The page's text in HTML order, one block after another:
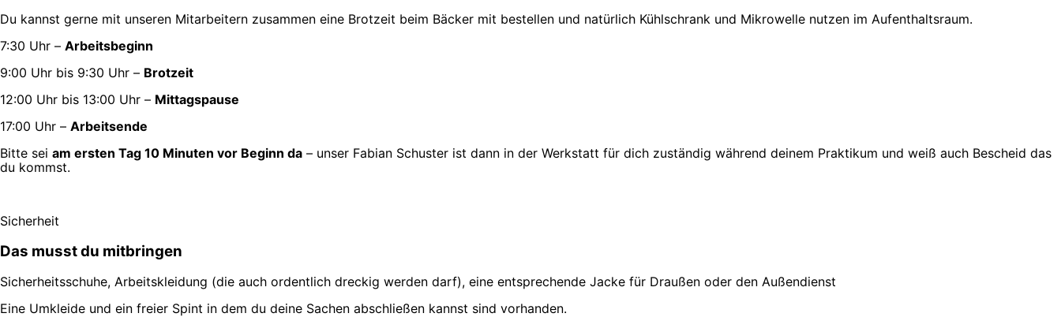
Du kannst gerne mit unseren Mitarbeitern zusammen eine Brotzeit beim Bäcker mit bestellen und natürlich Kühlschrank und Mikrowelle nutzen im Aufenthaltsraum.
7:30 Uhr – Arbeitsbeginn
9:00 Uhr bis 9:30 Uhr – Brotzeit
12:00 Uhr bis 13:00 Uhr – Mittagspause
17:00 Uhr – Arbeitsende
Bitte sei am ersten Tag 10 Minuten vor Beginn da – unser Fabian Schuster ist dann in der Werkstatt für dich zuständig während deinem Praktikum und weiß auch Bescheid das
du kommst.
Sicherheit
Das musst du mitbringen
Sicherheitsschuhe, Arbeitskleidung (die auch ordentlich dreckig werden darf), eine entsprechende Jacke für Draußen oder den Außendienst
Eine Umkleide und ein freier Spint in dem du deine Sachen abschließen kannst sind vorhanden.